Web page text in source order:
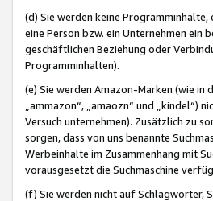
(d) Sie werden keine
eine Person bzw. ein Unternehmen
geschäftlichen Beziehung oder
Programminhalten).
(e) Sie werden Amazon-Marken (wie in
„ammazon“, „amaozn“ und „kindel“)
Versuch unternehmen). Zusätzlich zu
sorgen, dass von uns benannte
Werbeinhalte im Zusammenhang mit
vorausgesetzt die Suchmaschine
(f) Sie werden nicht auf Schlagwörter,